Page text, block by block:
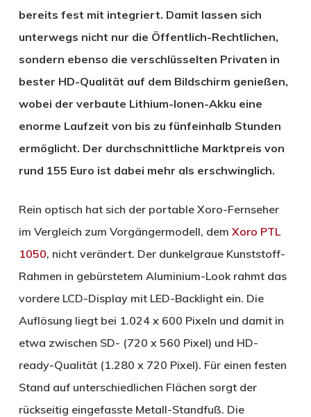
bereits fest mit integriert. Damit lassen sich
unterwegs nicht nur die Öffentlich-Rechtlichen,
sondern ebenso die verschlüsselten Privaten in
bester HD-Qualität auf dem Bildschirm genießen,
wobei der verbaute Lithium-Ionen-Akku eine
enorme Laufzeit von bis zu fünfeinhalb Stunden
ermöglicht. Der durchschnittliche Marktpreis von
rund 155 Euro ist dabei mehr als erschwinglich.
Rein optisch hat sich der portable Xoro-Fernseher
im Vergleich zum Vorgängermodell, dem Xoro PTL
1050, nicht verändert. Der dunkelgraue Kunststoff-
Rahmen in gebürstetem Aluminium-Look rahmt das
vordere LCD-Display mit LED-Backlight ein. Die
Auflösung liegt bei 1.024 x 600 Pixeln und damit in
etwa zwischen SD- (720 x 560 Pixel) und HD-
ready-Qualität (1.280 x 720 Pixel). Für einen festen
Stand auf unterschiedlichen Flächen sorgt der
rückseitig eingefasste Metall-Standfuß. Die